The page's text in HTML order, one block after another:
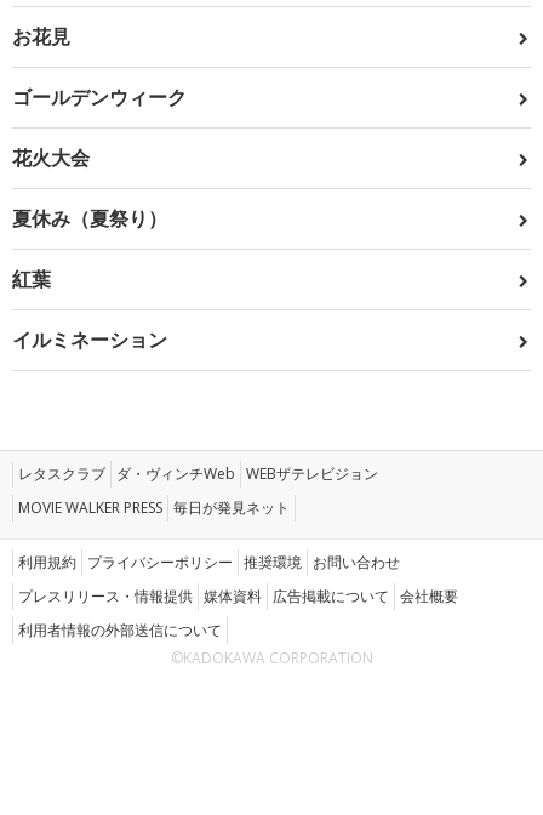
お花見
ゴールデンウィーク
花火大会
夏休み（夏祭り）
紅葉
イルミネーション
レタスクラブ ダ・ヴィンチWeb WEBザテレビジョン
MOVIE WALKER PRESS 毎日が発見ネット
利用規約 プライバシーポリシー 推奨環境 お問い合わせ
プレスリリース・情報提供 媒体資料 広告掲載について 会社概要
利用者情報の外部送信について
©KADOKAWA CORPORATION